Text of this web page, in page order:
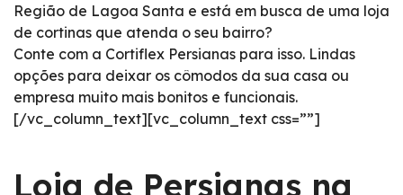
Região de Lagoa Santa e está em busca de uma loja
de cortinas que atenda o seu bairro?
Conte com a Cortiflex Persianas para isso. Lindas
opções para deixar os cômodos da sua casa ou
empresa muito mais bonitos e funcionais.
[/vc_column_text][vc_column_text css=””]
Loja de Persianas na